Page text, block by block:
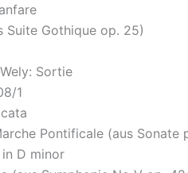
Suite Gothique op. 25)
Sortie
1
Pontificale (aus Sonate
D minor